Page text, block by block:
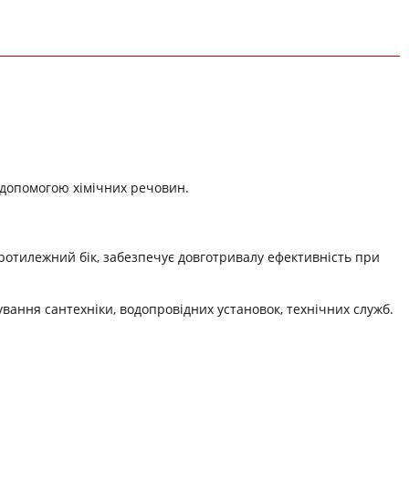
хімічних речовин.
бік, забезпечує довготривалу ефективність при
сантехніки, водопровідних установок, технічних служб.